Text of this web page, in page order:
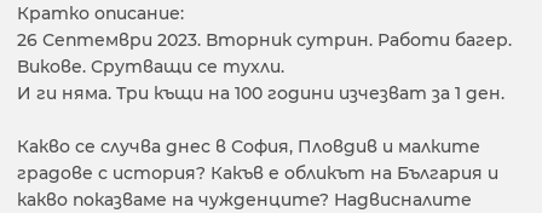
Кратко описание:
26 Септември 2023. Вторник сутрин. Работи багер.
Викове. Срутващи се тухли.
И ги няма. Три къщи на 100 години изчезват за 1 ден.
Какво се случва днес в София, Пловдив и малките
градове с история? Какъв е обликът на България и
какво показваме на чужденците? Надвисналите